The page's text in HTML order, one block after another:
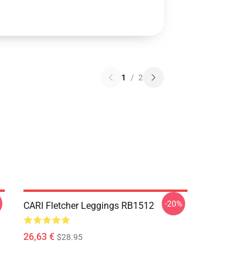
1 / 2
CARI Fletcher Leggings RB1512
26,63 € $28.95
-20%